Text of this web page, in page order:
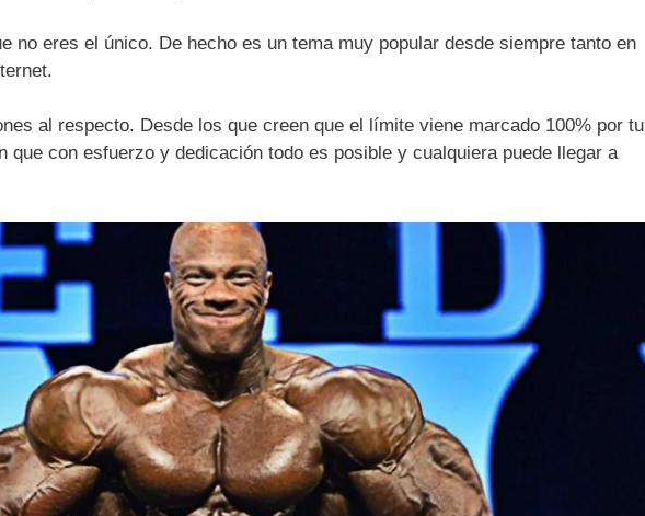
no eres el único. De hecho es un tema muy popular desde siempre tanto en
al respecto. Desde los que creen que el límite viene marcado 100% por tu
que con esfuerzo y dedicación todo es posible y cualquiera puede llegar a